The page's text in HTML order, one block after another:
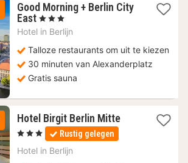
Good Morning + Berlin City
East 1
nacht
55,90
€
, 3 Sterren
Hotel in Berlijn
Talloze restaurants om uit te kiezen
30 minuten van Alexanderplatz
Gratis sauna
Hotel Birgit Berlin Mitte2
, 3 Sterren Rustig gelegen
Hotel in Berlijn